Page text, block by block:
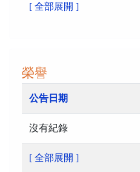
[ 全部展開 ]
榮譽
公告日期
沒有紀錄
[ 全部展開 ]